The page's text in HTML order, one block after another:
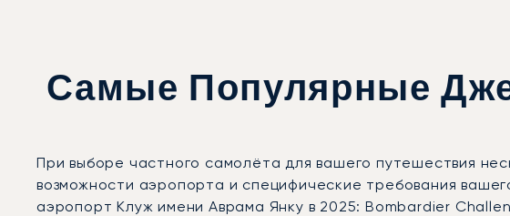
Самые Популярные
При выборе частного самолёта для вашего путешествия
возможности аэропорта и специфические требования
аэропорт Клуж имени Аврама Янку в 2025: Bombardier